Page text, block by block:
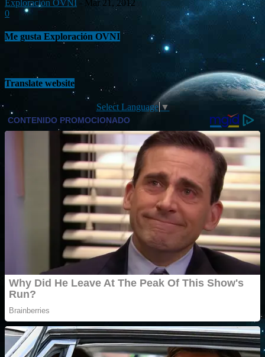
Exploración OVNI - Mar 21, 2012
0
Me gusta Exploración OVNI
Translate website
Select Language ▼